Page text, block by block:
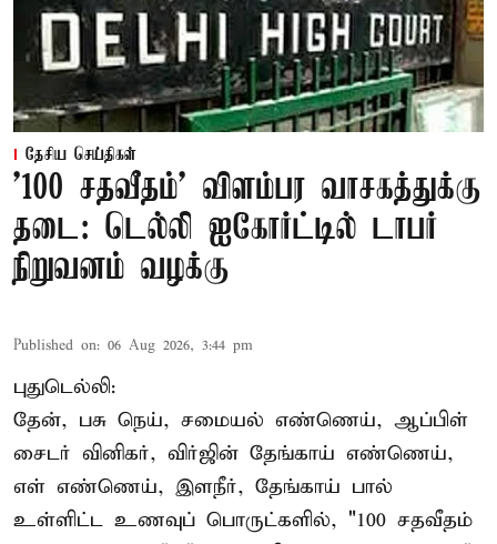
தேசிய செய்திகள்
'100 சதவீதம்' விளம்பர வாசகத்துக்கு
தடை: டெல்லி ஐகோர்ட்டில் டாபர்
நிறுவனம் வழக்கு
Published on: 06 Aug 2026, 3:44 pm
புதுடெல்லி:
தேன், பசு நெய், சமையல் எண்ணெய், ஆப்பிள்
சைடர் வினிகர், விர்ஜின் தேங்காய் எண்ணெய்,
எள் எண்ணெய், இளநீர், தேங்காய் பால்
உள்ளிட்ட உணவுப் பொருட்களில், "100 சதவீதம்